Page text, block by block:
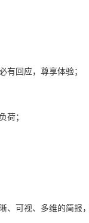
有回应，尊享体验；
荷；
可视、多维的简报